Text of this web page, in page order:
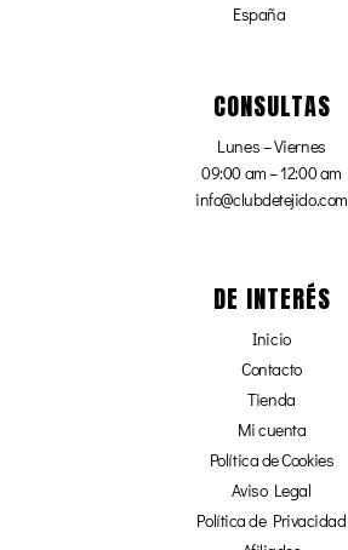
España
CONSULTAS
Lunes – Viernes
09:00 am – 12:00 am
info@clubdetejido.com
DE INTERÉS
Inicio
Contacto
Tienda
Mi cuenta
Política de Cookies
Aviso Legal
Política de Privacidad